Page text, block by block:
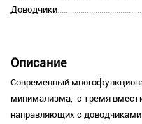
Доводчики
Описание
Современный
минимализма, с тремя
направляющих с